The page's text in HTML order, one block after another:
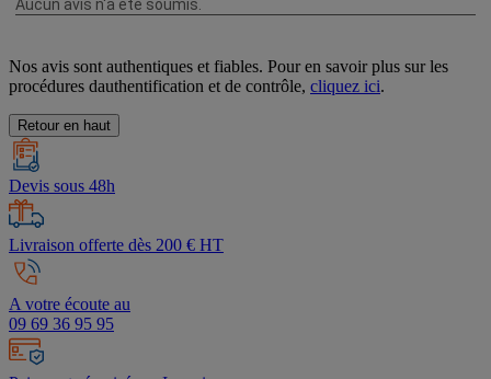
Nos avis sont authentiques et fiables. Pour en savoir plus sur les
procédures dauthentification et de contrôle, cliquez ici.
Retour en haut
Devis sous 48h
Livraison offerte dès 200 € HT
A votre écoute au
09 69 36 95 95